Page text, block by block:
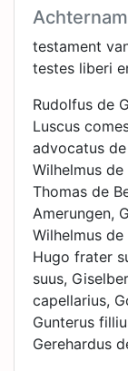
testament
testes liberi
Rudolfus de
Luscus
advocatus
Wilhelmus
Thomas de
Amerungen,
Wilhelmus
Hugo frater
suus,
capellarius,
Gunterus
Gerehardus